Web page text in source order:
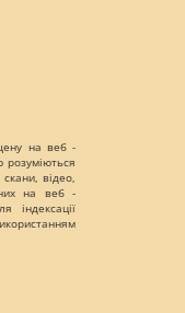
на веб -
розуміються
відео,
на веб -
індексації